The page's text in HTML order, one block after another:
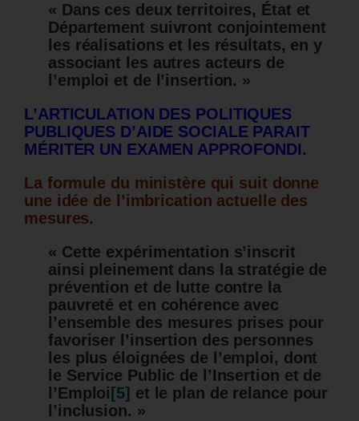
« Dans ces deux territoires, État et
Département suivront conjointement
les réalisations et les résultats, en y
associant les autres acteurs de
l’emploi et de l’insertion. »
L’ARTICULATION DES POLITIQUES
PUBLIQUES D’AIDE SOCIALE PARAIT
MÉRITER UN EXAMEN APPROFONDI.
La formule du ministère qui suit donne
une idée de l’imbrication actuelle des
mesures.
« Cette expérimentation s’inscrit
ainsi pleinement dans la stratégie de
prévention et de lutte contre la
pauvreté et en cohérence avec
l’ensemble des mesures prises pour
favoriser l’insertion des personnes
les plus éloignées de l’emploi, dont
le Service Public de l’Insertion et de
l’Emploi [5] et le plan de relance pour
l’inclusion. »